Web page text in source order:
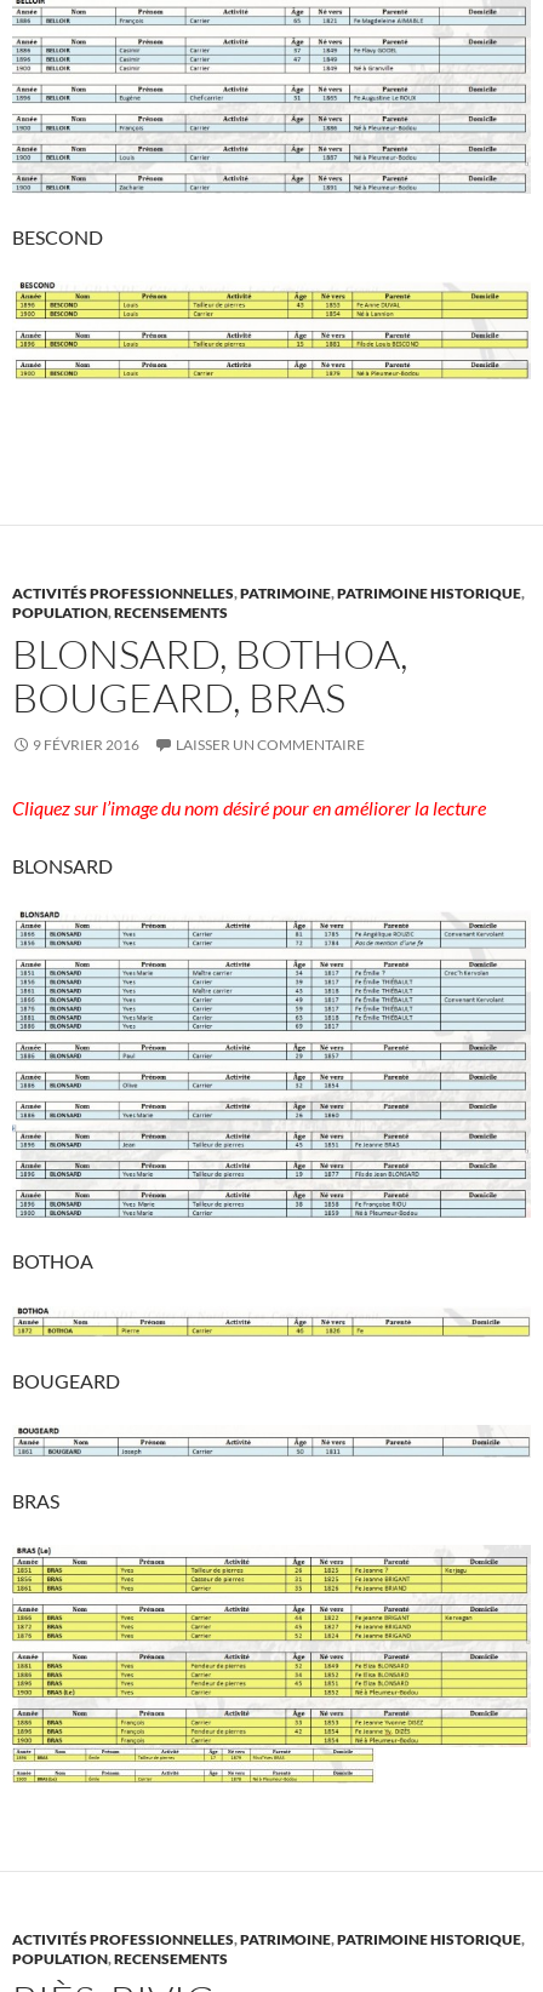
BESCOND
ACTIVITÉS PROFESSIONNELLES,PATRIMOINE,PATRIMOINE HISTORIQUE,
POPULATION,RECENSEMENTS
BLONSARD, BOTHOA,
BOUGEARD, BRAS
9 FÉVRIER 2016 LAISSER UN COMMENTAIRE
Cliquez sur l’image du nom désiré pour en améliorer la lecture
BLONSARD
BOTHOA
BOUGEARD
BRAS
ACTIVITÉS PROFESSIONNELLES,PATRIMOINE,PATRIMOINE HISTORIQUE,
POPULATION,RECENSEMENTS